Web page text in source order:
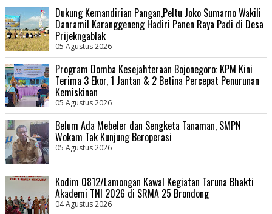
Dukung Kemandirian Pangan,Peltu Joko Sumarno Wakili
Danramil Karanggeneng Hadiri Panen Raya Padi di Desa
Prijekngablak
05 Agustus 2026
Program Domba Kesejahteraan Bojonegoro: KPM Kini
Terima 3 Ekor, 1 Jantan & 2 Betina Percepat Penurunan
Kemiskinan
05 Agustus 2026
Belum Ada Mebeler dan Sengketa Tanaman, SMPN
Wokam Tak Kunjung Beroperasi
05 Agustus 2026
Kodim 0812/Lamongan Kawal Kegiatan Taruna Bhakti
Akademi TNI 2026 di SRMA 25 Brondong
04 Agustus 2026